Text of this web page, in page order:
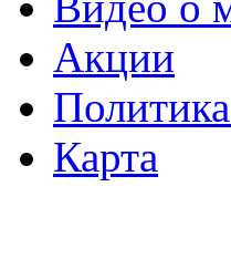
Акции
Карта